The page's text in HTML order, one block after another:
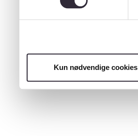
Kun nødvendige cookies